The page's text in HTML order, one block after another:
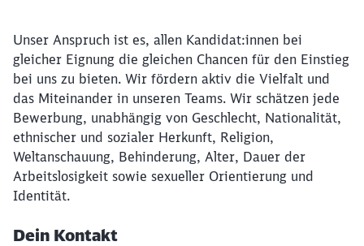
Unser Anspruch ist es, allen Kandidat:innen bei
gleicher Eignung die gleichen Chancen für den Einstieg
bei uns zu bieten. Wir fördern aktiv die Vielfalt und
das Miteinander in unseren Teams. Wir schätzen jede
Bewerbung, unabhängig von Geschlecht, Nationalität,
ethnischer und sozialer Herkunft, Religion,
Weltanschauung, Behinderung, Alter, Dauer der
Arbeitslosigkeit sowie sexueller Orientierung und
Identität.
Dein Kontakt